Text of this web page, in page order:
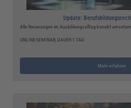
Update:
Alle Neuerungen im Ausbildungsalltag korrekt umsetzen
ONLINE-SEMINAR, DAUER 1 TAG
Mehr erfahren